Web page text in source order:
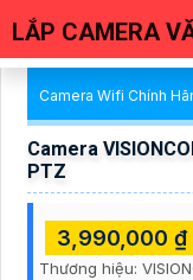
LẮP CAMERA
Camera Wifi Chính
Camera
PTZ
3,990,000 ₫
Thương hiệu: